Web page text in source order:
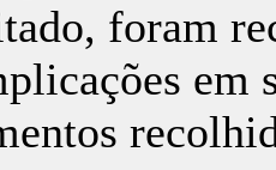
foram
em